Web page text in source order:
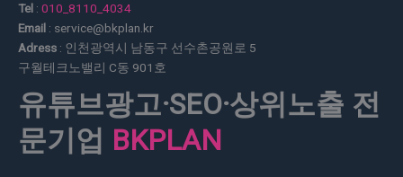
Tel : 010_8110_4034
Email : service@bkplan.kr
Adress : 인천광역시 남동구 선수촌공원로 5
구월테크노밸리 C동 901호
유튜브광고·SEO·상위노출 전
문기업 BKPLAN